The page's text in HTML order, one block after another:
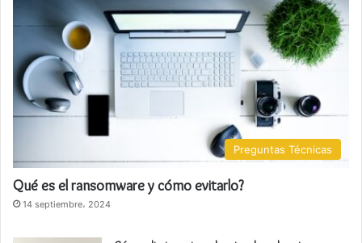
Preguntas Técnicas
Qué es el ransomware y cómo evitarlo?
14 septiembre، 2024